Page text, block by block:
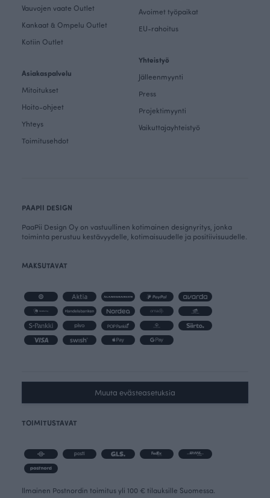
Vauvojen vaate Outlet
Kankaat & Ompelu Outlet
Kotiin Outlet
Asiakaspalvelu
Mitoitukset
Hoito-ohjeet
Yhteys
Toimitusehdot
Avoimet työpaikat
EU-rahoitus
Yhteistyö
Jälleenmyynti
Press
Projektimyynti
Vaikuttajayhteistyö
PAAPII DESIGN
PaaPii Design Oy on vastuullinen kotimainen designyritys, jonka
toiminta perustuu kestävyydelle, kotimaisuudelle ja positiivisuudelle.
MAKSUTAVAT
Muuta evästeasetuksia
TOIMITUSTAVAT
Ilmainen Postnordin toimitus yli 100 € tilauksille Suomessa.